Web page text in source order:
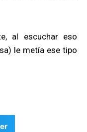
al escuchar eso
le metía ese tipo